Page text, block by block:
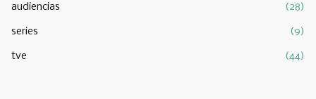
audiencias (28)
series (9)
tve (44)